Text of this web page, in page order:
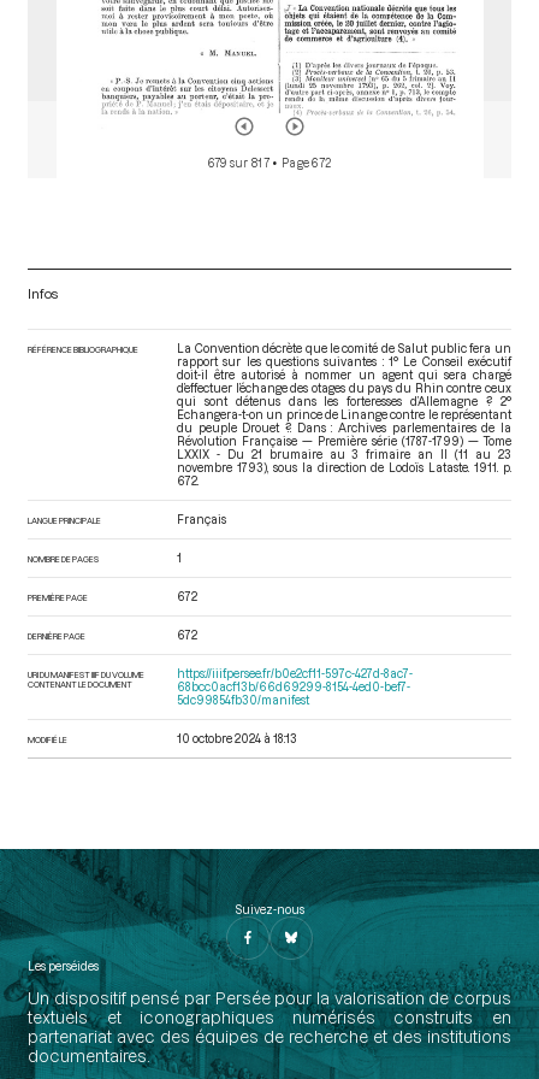
679 sur 817 • Page 672
Infos
RÉFÉRENCE BIBLIOGRAPHIQUE
La Convention décrète que le comité de Salut public fera un
rapport sur les questions suivantes : 1° Le Conseil exécutif
doit-il être autorisé à nommer un agent qui sera chargé
d’effectuer l’échange des otages du pays du Rhin contre ceux
qui sont détenus dans les forteresses d’Allemagne ? 2°
Echangera-t-on un prince de Linange contre le représentant
du peuple Drouet ?. Dans : Archives parlementaires de la
Révolution Française — Première série (1787-1799) — Tome
LXXIX - Du 21 brumaire au 3 frimaire an II (11 au 23
novembre 1793) , sous la direction de Lodoïs Lataste. 1911. p.
672.
LANGUE PRINCIPALE Français
NOMBRE DE PAGES 1
PREMIÈRE PAGE 672
DERNIÈRE PAGE 672
URI DU MANIFEST IIIF DU VOLUME
CONTENANT LE DOCUMENT
https://iiif.persee.fr/b0e2cf11-597c-427d-8ac7-
68bcc0acf13b/66d69299-8154-4ed0-bef7-
5dc99854fb30/manifest
MODIFIÉ LE 10 octobre 2024 à 18:13
Suivez-nous
Les perséides
Un dispositif pensé par Persée pour la valorisation de corpus
textuels et iconographiques numérisés construits en
partenariat avec des équipes de recherche et des institutions
documentaires.